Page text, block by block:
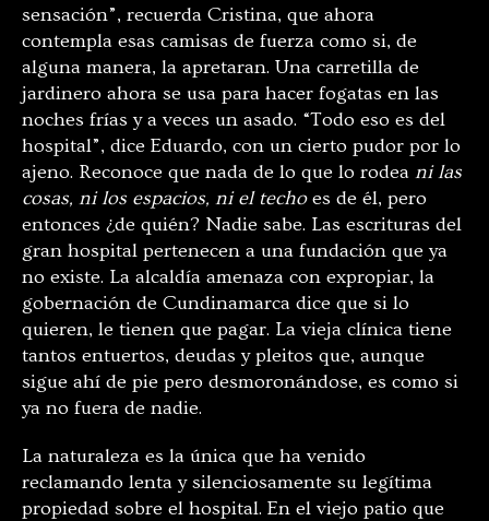
sensación”, recuerda Cristina, que ahora
contempla esas camisas de fuerza como si, de
alguna manera, la apretaran. Una carretilla de
jardinero ahora se usa para hacer fogatas en las
noches frías y a veces un asado. “Todo eso es del
hospital”, dice Eduardo, con un cierto pudor por lo
ajeno. Reconoce que nada de lo que lo rodea ni las
cosas, ni los espacios, ni el techoes de él, pero
entonces ¿de quién? Nadie sabe. Las escrituras del
gran hospital pertenecen a una fundación que ya
no existe. La alcaldía amenaza con expropiar, la
gobernación de Cundinamarca dice que si lo
quieren, le tienen que pagar. La vieja clínica tiene
tantos entuertos, deudas y pleitos que, aunque
sigue ahí de pie pero desmoronándose, es como si
ya no fuera de nadie.
La naturaleza es la única que ha venido
reclamando lenta y silenciosamente su legítima
propiedad sobre el hospital. En el viejo patio que